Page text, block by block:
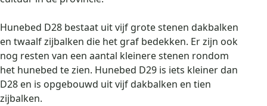
Hunebed D28 bestaat uit vijf grote stenen dakbalken
en twaalf zijbalken die het graf bedekken. Er zijn ook
nog resten van een aantal kleinere stenen rondom
het hunebed te zien. Hunebed D29 is iets kleiner dan
D28 en is opgebouwd uit vijf dakbalken en tien
zijbalken.